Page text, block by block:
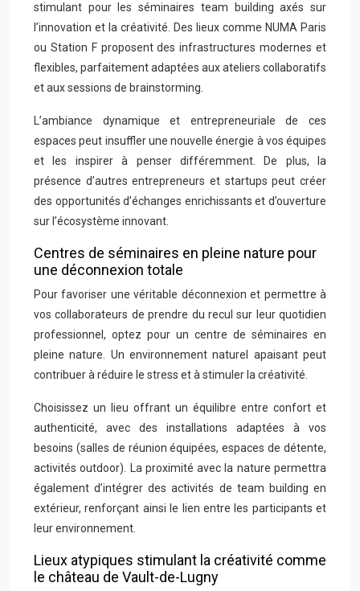
stimulant pour les séminaires team building axés sur
l’innovation et la créativité. Des lieux comme NUMA Paris
ou Station F proposent des infrastructures modernes et
flexibles, parfaitement adaptées aux ateliers collaboratifs
et aux sessions de brainstorming.
L’ambiance dynamique et entrepreneuriale de ces
espaces peut insuffler une nouvelle énergie à vos équipes
et les inspirer à penser différemment. De plus, la
présence d’autres entrepreneurs et startups peut créer
des opportunités d’échanges enrichissants et d’ouverture
sur l’écosystème innovant.
Centres de séminaires en pleine nature pour
une déconnexion totale
Pour favoriser une véritable déconnexion et permettre à
vos collaborateurs de prendre du recul sur leur quotidien
professionnel, optez pour un centre de séminaires en
pleine nature. Un environnement naturel apaisant peut
contribuer à réduire le stress et à stimuler la créativité.
Choisissez un lieu offrant un équilibre entre confort et
authenticité, avec des installations adaptées à vos
besoins (salles de réunion équipées, espaces de détente,
activités outdoor). La proximité avec la nature permettra
également d’intégrer des activités de team building en
extérieur, renforçant ainsi le lien entre les participants et
leur environnement.
Lieux atypiques stimulant la créativité comme
le château de Vault-de-Lugny